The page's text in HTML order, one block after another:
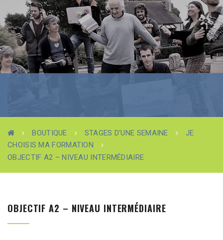
BOUTIQUE STAGES D'UNE SEMAINE
JE
CHOISIS MA FORMATION
OBJECTIF A2 – NIVEAU INTERMÉDIAIRE
OBJECTIF A2 – NIVEAU INTERMÉDIAIRE